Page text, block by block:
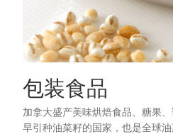
包装食品
加拿大盛产美味烘焙食品、糖果
早引种油菜籽的国家，也是全球